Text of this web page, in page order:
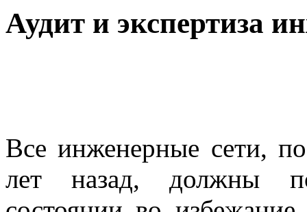
Аудит и экспертиза
Все инженерные сети,
лет назад, должны